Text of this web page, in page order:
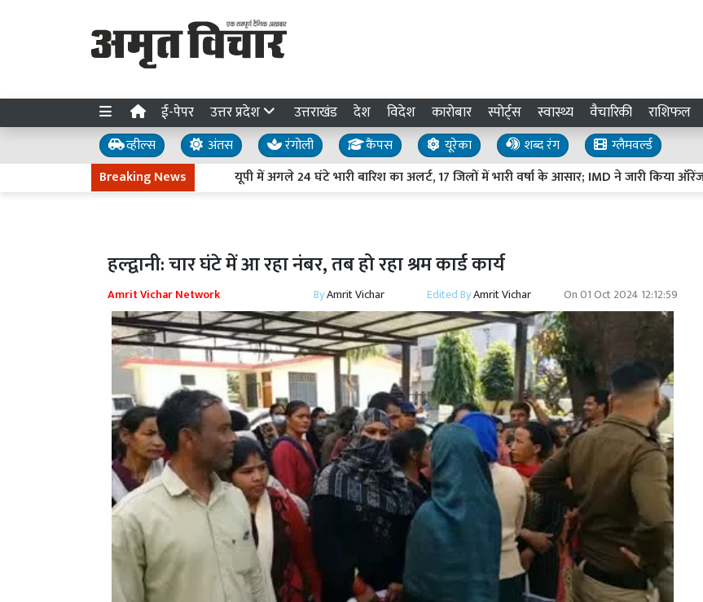
ई-पेपर उत्तर प्रदेश उत्तराखंड देश विदेश कारोबार स्पोर्ट्स स्वास्थ्य वैचारिकी राशिफल
व्हील्स अंतस रंगोली कैंपस यूरेका शब्द रंग
ग्लैमवर्ल्ड
Breaking News
यूपी में अगले 24 घंटे भारी बारिश का अलर्ट, 17 जिलों में भारी वर्षा के आसार; IMD ने जारी किया ऑरेंज अलर्ट
हल्द्वानी: चार घंटे में आ रहा नंबर, तब हो रहा श्रम कार्ड कार्य
Amrit Vichar Network ByAmrit Vichar Edited ByAmrit Vichar On01 Oct 2024 12:12:59